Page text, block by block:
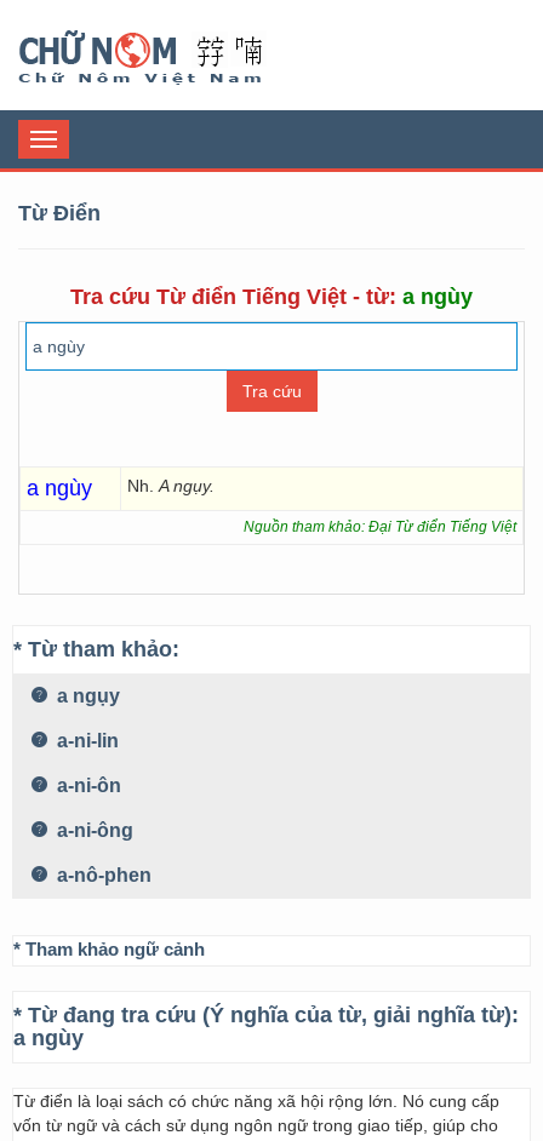
Toggle
navigation
Từ Điển
Tra cứu Từ điển Tiếng Việt - từ: a ngùy
a ngùy Nh. A ngụy.
Nguồn tham khảo: Đại Từ điển Tiếng Việt
* Từ tham khảo:
a ngụy
a-ni-lin
a-ni-ôn
a-ni-ông
a-nô-phen
* Tham khảo ngữ cảnh
* Từ đang tra cứu (Ý nghĩa của từ, giải nghĩa từ):
a ngùy
Từ điển là loại sách có chức năng xã hội rộng lớn. Nó cung cấp
vốn từ ngữ và cách sử dụng ngôn ngữ trong giao tiếp, giúp cho